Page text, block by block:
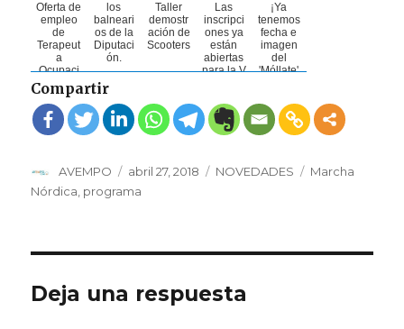
Oferta de
empleo
de
Terapeut
a
Ocupaci
onal en
la
Asociaci
ón
Viguesa
s
Múltiple
los
balneari
os de la
Diputaci
ón.
Taller
demostr
ación de
Scooters
Las
inscripci
ones ya
están
abiertas
para la V
Esclerosi
s
Múltiple
¡Ya
tenemos
fecha e
imagen
del
'Móllate'
Esclerosi
s
Múltiple!
Compartir
Autor
AVEMPO
Publicado
el
abril 27, 2018 Categorías
NOVEDADES Etiquetas
Marcha
Nórdica programa
Deja una respuesta